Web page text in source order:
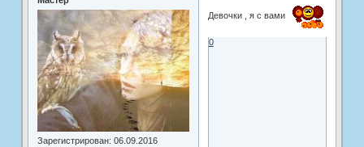
Зарегистрирован: 06.09.2016
Девочки , я с вами
0